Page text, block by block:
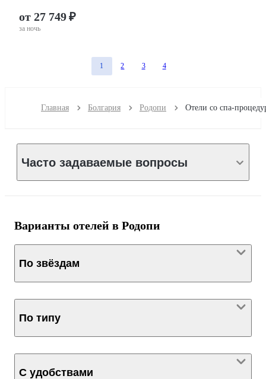
от 27 749 ₽
за ночь
1 2 3 4
Главная Болгария Родопи
Часто задаваемые вопросы
Варианты отелей в Родопи
По звёздам
По типу
С удобствами